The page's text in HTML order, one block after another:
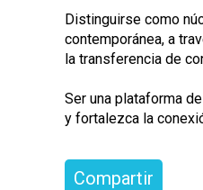
Distinguirse como
contemporánea, a
la transferencia de
Ser una plataforma
y fortalezca la
Compartir